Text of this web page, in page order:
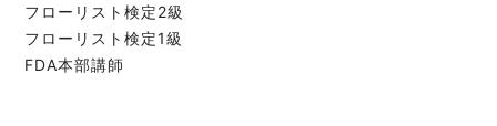
フローリスト検定2級
フローリスト検定1級
FDA本部講師